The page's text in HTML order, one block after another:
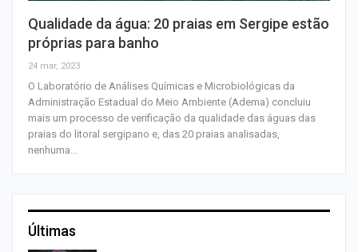
Qualidade da água: 20 praias em Sergipe estão
próprias para banho
24 mar, 2023
O Laboratório de Análises Químicas e Microbiológicas da
Administração Estadual do Meio Ambiente (Adema) concluiu
mais um processo de verificação da qualidade das águas das
praias do litoral sergipano e, das 20 praias analisadas,
nenhuma…
Últimas